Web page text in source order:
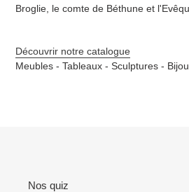
Broglie, le comte de Béthune et
Découvrir notre catalogue
Meubles - Tableaux - Sculptures -
Nos quiz